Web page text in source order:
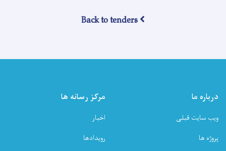
Back to tenders
درباره ما
ویب سایت قبلی
پروژه ها
مرکز رسانه ها
اخبار
رویدادها